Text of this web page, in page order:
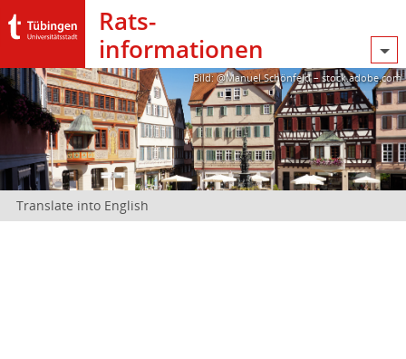
Rats­
informationen
Bild: @Manuel Schönfeld – stock.adobe.com
Translate into English